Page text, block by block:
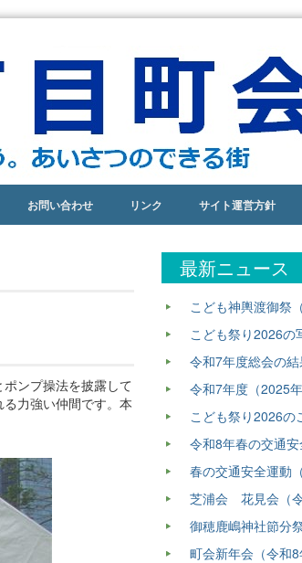
お問い合わせ リンク サイト運営方針
ンプ操法を披露して
力強い仲間です。本
最新ニュース
こども神輿渡御祭
こども祭り2026の
令和7年度総会の
令和7年度（2025
こども祭り2026の
令和8年春の交通安
春の交通安全運動
芝浦会 花見会（令
御穂鹿嶋神社節分
町会新年会（令和8